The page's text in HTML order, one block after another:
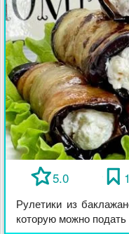
5.0 1
Рулетики из
которую можно подать